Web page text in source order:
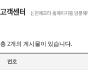
총 2개의 게시물이 있습니다.